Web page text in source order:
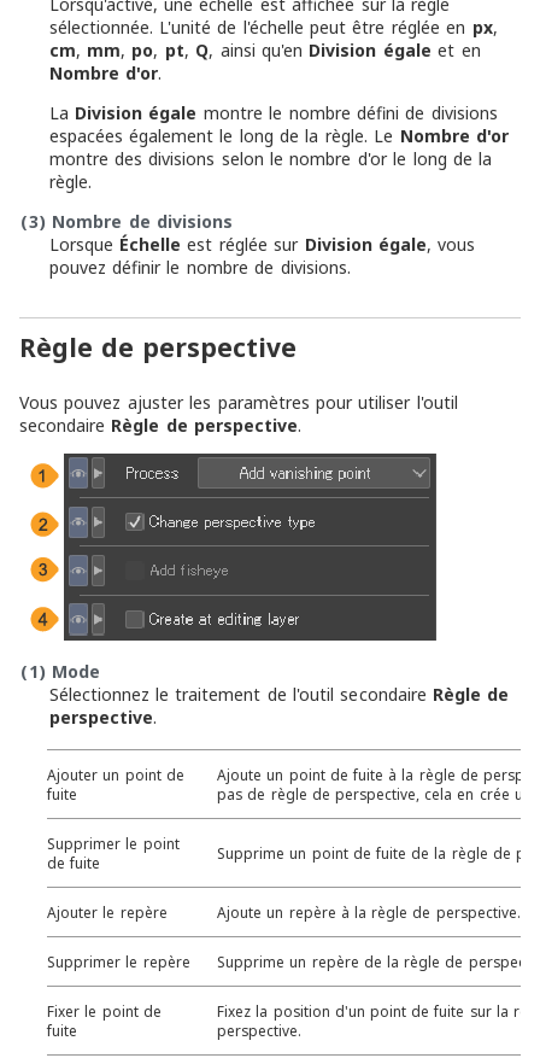
Lorsqu'activé, une échelle est affichée sur la règle
sélectionnée. L'unité de l'échelle peut être réglée en px,
cm, mm, po, pt, Q, ainsi qu'en Division égale et en
Nombre d'or.
La Division égale montre le nombre défini de divisions
espacées également le long de la règle. Le Nombre d'or
montre des divisions selon le nombre d'or le long de la
règle.
(3) Nombre de divisions
Lorsque Échelle est réglée sur Division égale, vous
pouvez définir le nombre de divisions.
Règle de perspective
Vous pouvez ajuster les paramètres pour utiliser l'outil
secondaire Règle de perspective.
(1) Mode
Sélectionnez le traitement de l'outil secondaire Règle de
perspective.
Ajouter un point de
fuite
Ajoute un point de fuite à la règle de
pas de règle de perspective, cela en crée
Supprimer le point
de fuite
Supprime un point de fuite de la règle de
Ajouter le repère Ajoute un repère à la règle de perspective.
Supprimer le repère Supprime un repère de la règle de
Fixer le point de
fuite
Fixez la position d'un point de fuite sur la
perspective.